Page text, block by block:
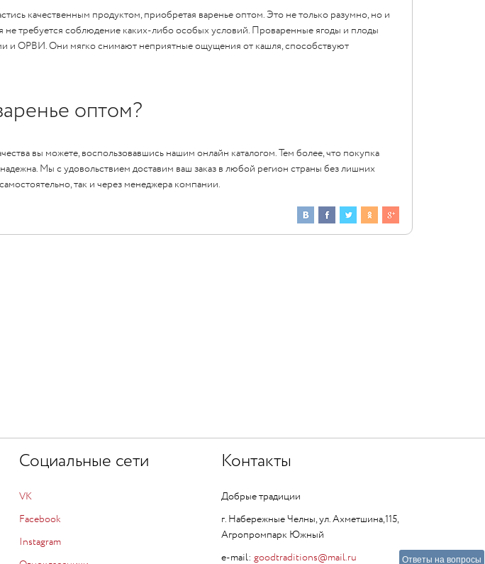
качественным продуктом, приобретая варенье оптом. Это не только разумно, но и
не требуется соблюдение каких-либо особых условий. Проваренные ягоды и плоды
иОРВИ. Они мягко снимают неприятные ощущения от кашля, способствуют
оптом?
вы можете, воспользовавшись нашим онлайн каталогом. Тем более, что покупка
Мы с удовольствием доставим ваш заказ в любой регион страны без лишних
так и через менеджера компании.
Социальные сети
VK
Facebook
Instagram
Контакты
Добрые традиции
г. Набережные Челны, ул. Ахметшина,115,
Агропромпарк Южный
e-mail: goodtraditions@mail.ru Ответы на вопросы